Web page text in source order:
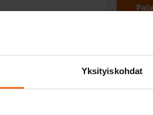
Yksityiskohdat